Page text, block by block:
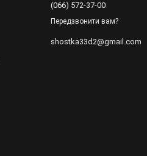
(066) 572-37-00
Передзвонити вам?
shostka33d2@gmail.com